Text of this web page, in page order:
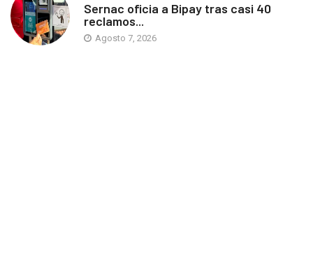
Sernac oficia a Bipay tras casi 40
reclamos...
Agosto 7, 2026